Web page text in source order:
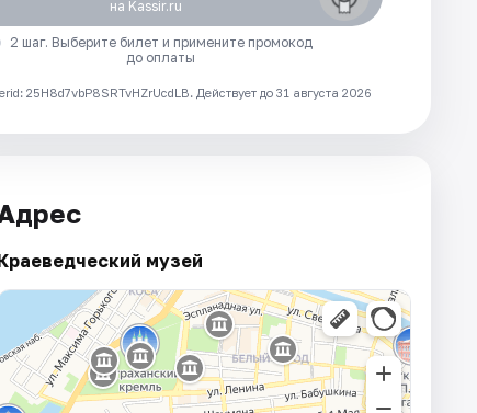
на Kassir.ru
2 шаг. Выберите билет и примените промокод
до оплаты
25H8d7vbP8SRTvHZrUcdLB. Действует до 31 августа 2026
музей